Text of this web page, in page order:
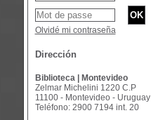
Olvidé mi contraseña
Dirección
Biblioteca | Montevideo
Zelmar Michelini 1220 C.P
11100 - Montevideo - Uruguay
Teléfono: 2900 7194 int. 20